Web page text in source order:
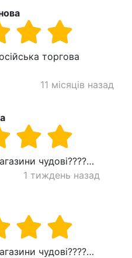
торгова
11 місяців назад
чудові????…
1 тиждень назад
чудові????…